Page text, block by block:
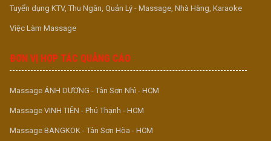
Tuyển dụng KTV, Thu Ngân, Quản Lý - Massage, Nhà Hàng, Karaoke
Việc Làm Massage
ĐƠN VỊ HỢP TÁC QUẢNG CÁO
Massage ÁNH DƯƠNG - Tân Sơn Nhì - HCM
Massage VINH TIÊN - Phú Thạnh - HCM
Massage BANGKOK - Tân Sơn Hòa - HCM